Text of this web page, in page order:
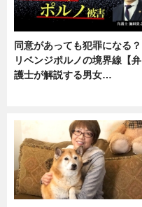
同意があっても犯罪になる？
リベンジポルノの境界線【弁
護士が解説する男女…